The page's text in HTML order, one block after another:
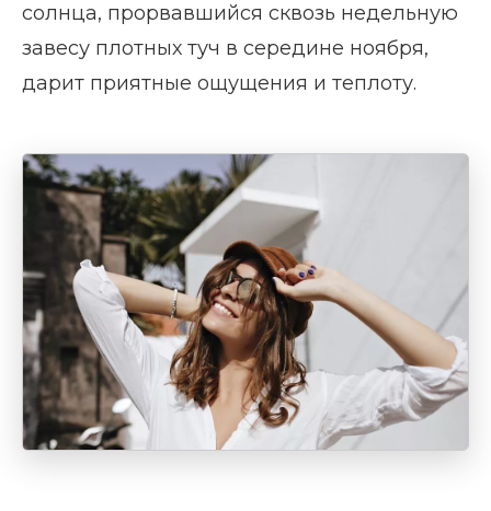
солнца, прорвавшийся сквозь недельную
завесу плотных туч в середине ноября,
дарит приятные ощущения и теплоту.